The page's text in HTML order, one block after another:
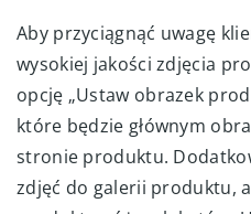
Aby przyciągnąć uwagę
wysokiej jakości zdjęcia
opcję „Ustaw obrazek
które będzie głównym
stronie produktu.
zdjęć do galerii produktu,